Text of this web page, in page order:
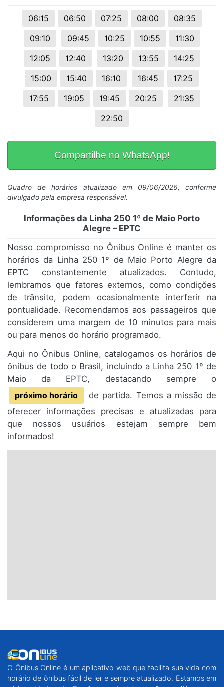
06:15 06:50 07:25 08:00
08:35
09:10
09:45 10:25 10:55
11:30
12:05
12:40 13:20 13:55
14:25
15:00
15:40 16:10 16:45
17:25
17:55
19:05 19:45 20:25
21:35
22:50
Compartilhe no WhatsApp!
Quadro de horários atualizado em 09/06/2026, conforme
divulgado pela empresa responsável.
Informações da Linha 250 1º de Maio Porto
Alegre – EPTC
Nosso compromisso no Ônibus Online é manter os
horários da Linha 250 1º de Maio Porto Alegre da
EPTC constantemente atualizados. Contudo,
lembramos que fatores externos, como condições
de trânsito, podem ocasionalmente interferir na
pontualidade. Recomendamos aos passageiros que
considerem uma margem de 10 minutos para mais
ou para menos do horário programado.
Aqui no Ônibus Online, catalogamos os horários de
ônibus de todo o Brasil, incluindo a Linha 250 1º de
Maio da EPTC, destacando sempre o
próximo horário
de partida. Temos a missão de
oferecer informações precisas e atualizadas para
que nossos usuários estejam sempre bem
informados!
O Ônibus Online é um aplicativo web que facilita sua vida com
horário de ônibus fácil de ler e sempre atualizado. Estamos em